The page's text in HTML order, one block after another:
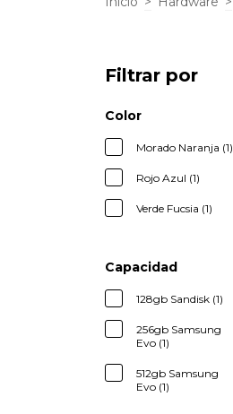
Filtrar por
Color
Morado Naranja (1)
Rojo Azul (1)
Verde Fucsia (1)
Capacidad
128gb Sandisk (1)
256gb Samsung
Evo (1)
512gb Samsung
Evo (1)